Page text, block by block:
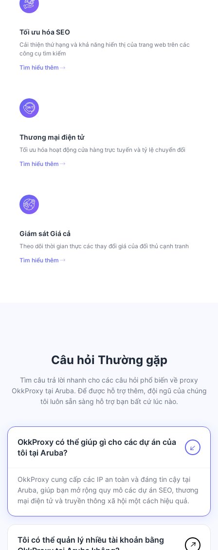
Tối ưu hóa SEO
Cải thiện thứ hạng và khả năng hiển thị của trang web trên các
công cụ tìm kiếm
Tìm hiểu thêm
Thương mại điện tử
Tối ưu hóa hoạt động cửa hàng trực tuyến và tỷ lệ chuyển đổi
Tìm hiểu thêm
Giám sát Giá cả
Theo dõi thời gian thực các thay đổi giá của đối thủ cạnh tranh
Tìm hiểu thêm
Câu hỏi Thường gặp
Tìm câu trả lời nhanh cho các câu hỏi phổ biến về proxy
OkkProxy tại Aruba. Để được hỗ trợ thêm, đội ngũ của chúng
tôi luôn sẵn sàng hỗ trợ bạn bất cứ lúc nào.
OkkProxy có thể giúp gì cho các dự án của
tôi tại Aruba?
↗
OkkProxy cung cấp các IP an toàn và đáng tin cậy tại
Aruba, giúp bạn mở rộng quy mô các dự án SEO, thương
mại điện tử và truyền thông xã hội một cách hiệu quả.
Tôi có thể quản lý nhiều tài khoản bằng
↗